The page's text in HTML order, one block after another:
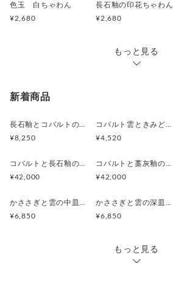
色玉 白ちゃわん
¥2,680
長石釉の印花ちゃわん
¥2,680
もっと見る
新着商品
¥8,250
¥4,520
¥42,000
¥42,000
¥6,850
¥6,850
もっと見る